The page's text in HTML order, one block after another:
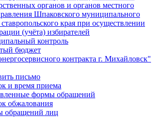
органов и органов местного
Шпаковского муниципального
ставропольского края при осуществлении
(учёта) избирателей
контроль
бюджет
контракта г. Михайловск"
письмо
и время приема
формы обращений
обжалования
обращений лиц